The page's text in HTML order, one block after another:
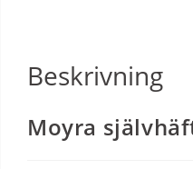
Beskrivning
Moyra